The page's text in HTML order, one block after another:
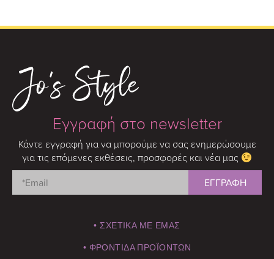
Εγγραφή στο newsletter
Κάντε εγγραφή για να μπορούμε να σας ενημερώσουμε
για τις επόμενες εκθέσεις, προσφορές και νέα μας
• ΣΧΕΤΙΚΑ ΜΕ ΕΜΑΣ
• ΦΡΟΝΤΙΔΑ ΠΡΟΪΟΝΤΩΝ